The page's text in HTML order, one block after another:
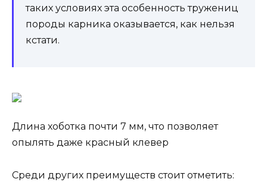
таких условиях эта особенность тружениц
породы карника оказывается, как нельзя
кстати.
Длина хоботка почти 7 мм, что позволяет
опылять даже красный клевер
Среди других преимуществ стоит отметить: